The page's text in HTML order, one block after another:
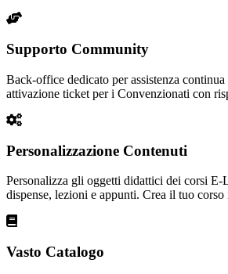
Supporto Community
Back-office dedicato per assistenza
attivazione ticket per i Convenzionati con
Personalizzazione Contenuti
Personalizza gli oggetti didattici dei corsi E-
dispense, lezioni e appunti. Crea il tuo corso
Vasto Catalogo